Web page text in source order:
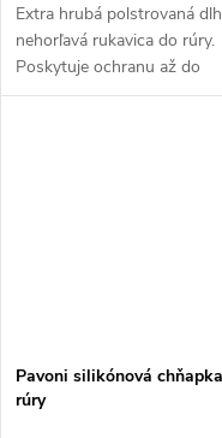
Extra hrubá polstrovaná
nehorľavá rukavica do rúry.
Poskytuje ochranu až do
250°C. Predáva sa po kuse.
Pavoni silikónová
rúry